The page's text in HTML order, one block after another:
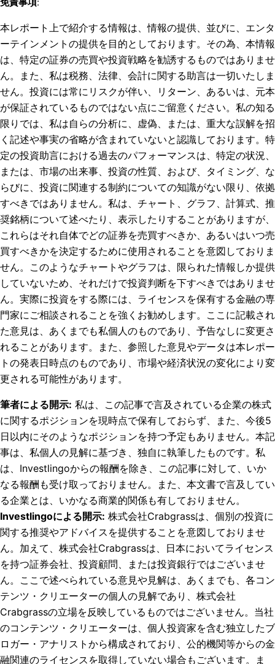
本レポート上で紹介する情報は、情報の提供、並びに、エンタ
ーテインメントの提供を目的としております。その為、本情報
は、特定の証券の売買や投資戦略を勧誘するものではありませ
ん。また、私は税務、法律、会計に関する助言は一切いたしま
せん。投資には常にリスクが伴い、リターン、あるいは、元本
が保証されているものではない点にご留意ください。私の知る
限りでは、私は自らの分析に、虚偽、または、重大な誤解を招
く記述や事実の省略が含まれていないと認識しております。特
定の投資助言における過去のパフォーマンスは、特定の状況、
または、市場の出来事、投資の性質、および、タイミング、な
らびに、投資に関連する制約についての知識がない限り、依拠
すべきではありません。私は、チャート、グラフ、計算式、推
奨銘柄について述べたり、表示したりすることがありますが、
これらはそれ自体でどの証券を売買すべきか、あるいはいつ売
買すべきかを決定するために使用されることを意図しておりま
せん。このようなチャートやグラフは、限られた情報しか提供
していないため、それだけで投資判断を下すべきではありませ
ん。実際に投資をする際には、ライセンスを保有する金融の専
門家にご相談されることを強くお勧めします。ここに記載され
た意見は、あくまでも私個人のものであり、予告なしに変更さ
れることがあります。また、参照した意見やデータは本レポー
トの発表日時点のものであり、市場や経済状況の変化により変
更される可能性があります。
筆者による開示: 私は、この記事で言及されている企業の株式
に関するポジションを現時点で保有しておらず、また、今後5
日以内にそのようなポジションを持つ予定もありません。 本記
事は、私個人の見解に基づき、独自に執筆したものです。私
は、Investlingoからの報酬を除き、この記事に対して、いか
なる報酬も受け取っておりません。また、本文書で言及してい
る企業とは、いかなる商業的関係も有しておりません。
Investlingoによる開示: 株式会社Crabgrassは、個別の投資に
関する推奨やアドバイスを提供することを意図しておりませ
ん。加えて、株式会社Crabgrassは、日本においてライセンス
を持つ証券会社、投資顧問、または投資銀行ではございませ
ん。ここで述べられている意見や見解は、あくまでも、各コン
テンツ・クリエーターの個人の見解であり、株式会社
Crabgrassの立場を反映しているものではございません。当社
のコンテンツ・クリエーターは、個人投資家を含む独立したブ
ロガー・アナリストから構成されており、公的機関等からの金
融関連のライセンスを取得していない場合もございます。ま